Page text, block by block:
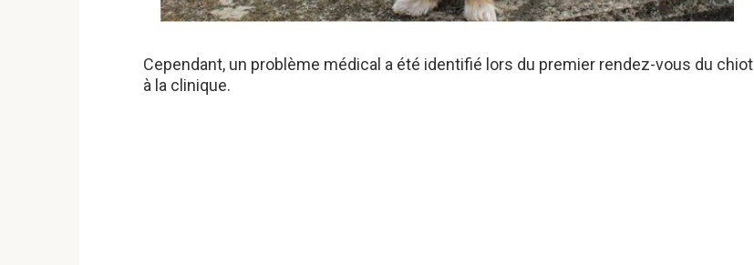
Cependant, un problème médical a été identifié lors du premier rendez-vous du chiot
à la clinique.